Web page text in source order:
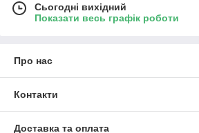
Сьогодні вихідний
Показати весь графік роботи
Про нас
Контакти
Доставка та оплата